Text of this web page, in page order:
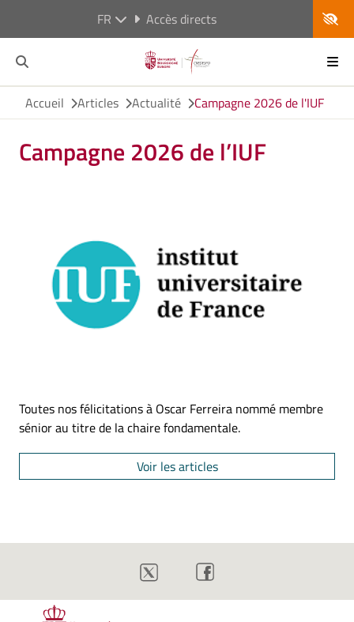
FR Accès directs
Accueil Articles Actualité Campagne 2026 de l'IUF
Campagne 2026 de l’IUF
Toutes nos félicitations à Oscar Ferreira nommé membre
sénior au titre de la chaire fondamentale.
Voir les articles